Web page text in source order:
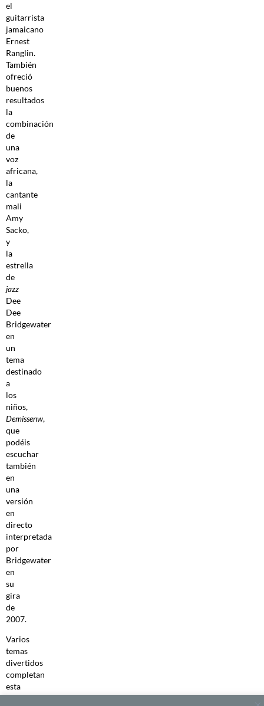
el
guitarrista
jamaicano
Ernest
Ranglin.
También
ofreció
buenos
resultados
la
combinación
de
una
voz
africana,
la
cantante
mali
Amy
Sacko,
y
la
estrella
de
jazz
Dee
Dee
Bridgewater
en
un
tema
destinado
a
los
niños,
Demissenw,
que
podéis
escuchar
también
en
una
versión
en
directo
interpretada
por
Bridgewater
en
su
gira
de
2007.
Varios
temas
divertidos
completan
esta